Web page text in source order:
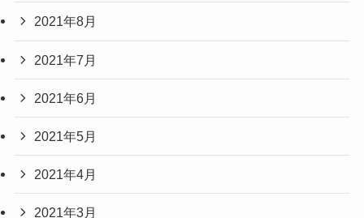
2021年8月
2021年7月
2021年6月
2021年5月
2021年4月
2021年3月